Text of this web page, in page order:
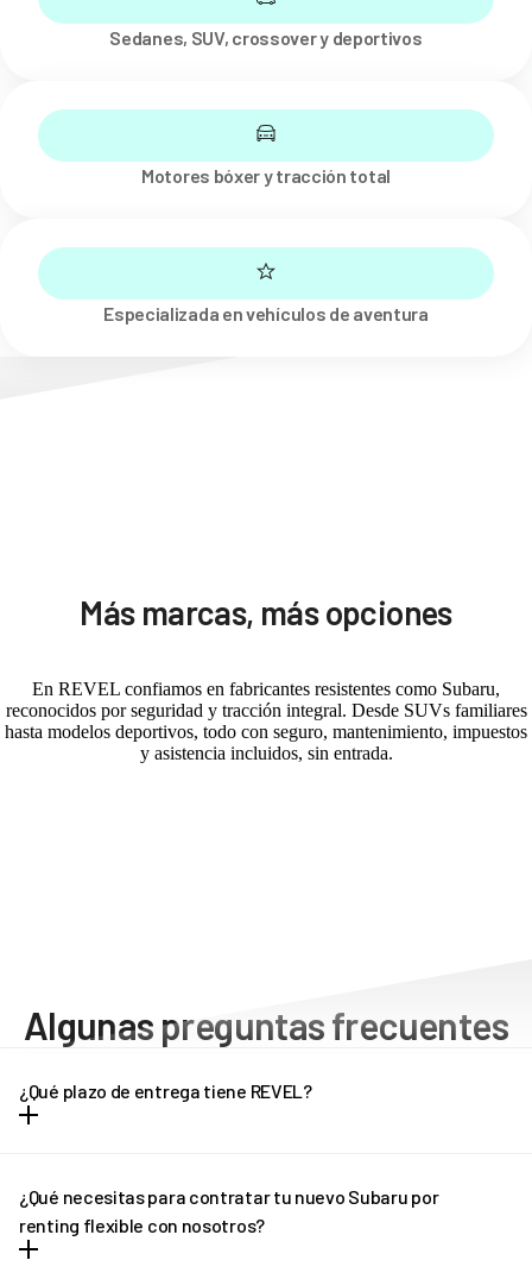
Sedanes, SUV, crossover y deportivos
Motores bóxer y tracción total
Especializada en vehículos de aventura
Más marcas, más opciones
En REVEL confiamos en fabricantes resistentes como Subaru,
reconocidos por seguridad y tracción integral. Desde SUVs familiares
hasta modelos deportivos, todo con seguro, mantenimiento, impuestos
y asistencia incluidos, sin entrada.
Algunas preguntas frecuentes
¿Qué plazo de entrega tiene REVEL?
pueden oscilar entre una y tres semanas. Cada modelo tiene unos
plazos de entrega diferentes, que puedes consultar en la propia
ficha del vehículo. Pregúntanos por el plazo de entrega de tu
¿Qué necesitas para contratar tu nuevo Subaru por
renting flexible con nosotros?